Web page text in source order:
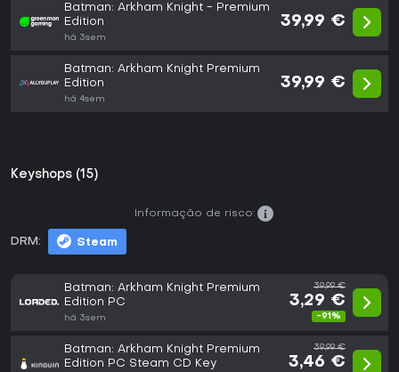
Batman: Arkham Knight - Premium
Edition
há 3sem
39,99 €
Batman: Arkham Knight Premium
Edition
há 4sem
39,99 €
Keyshops (15)
DRM: Steam
Informação de risco:
Batman: Arkham Knight Premium
Edition PC
há 3sem
39,99 €
3,29 €
-91%
Batman: Arkham Knight Premium
Edition PC Steam CD Key
39,99 €
3,46 €